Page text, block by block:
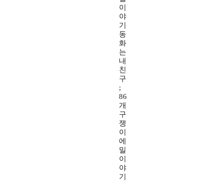
이
야
기
동
화
는
내
친
구
;
86
개
구
쟁
이
에
밀
이
야
기